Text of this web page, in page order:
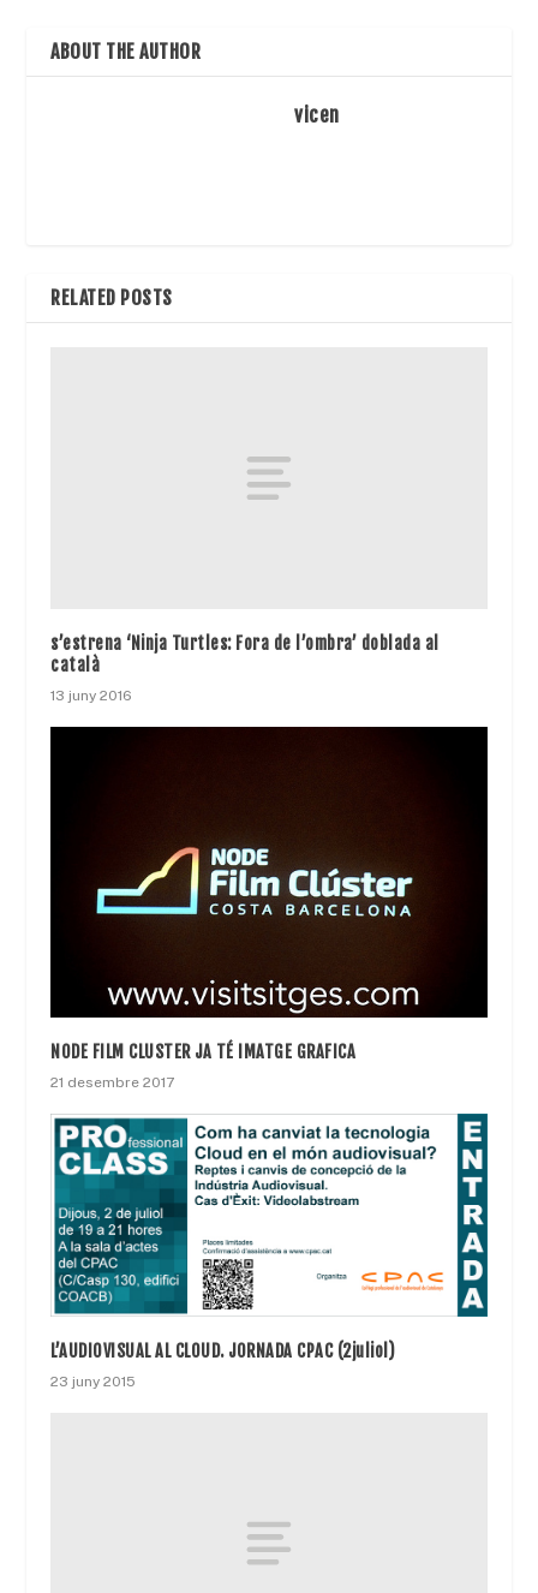
ABOUT THE AUTHOR
vicen
RELATED POSTS
s’estrena ‘Ninja Turtles: Fora de l’ombra’ doblada al
català
13 juny 2016
NODE FILM CLUSTER JA TÉ IMATGE GRAFICA
21 desembre 2017
L’AUDIOVISUAL AL CLOUD. JORNADA CPAC (2juliol)
23 juny 2015